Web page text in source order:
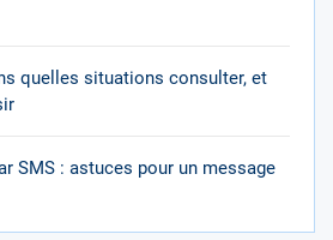
quelles situations consulter, et
SMS : astuces pour un message